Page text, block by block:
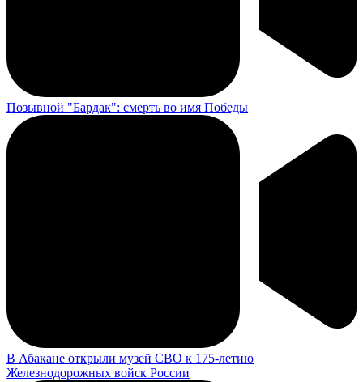
Позывной "Бардак": смерть во имя Победы
В Абакане открыли музей СВО к 175-летию
Железнодорожных войск России